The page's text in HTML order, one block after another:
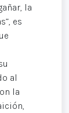
la
es
al
la